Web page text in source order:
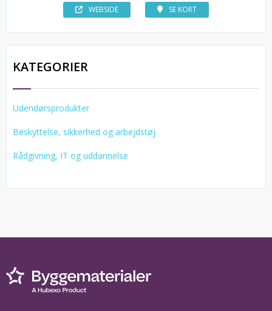
WEBSIDE SE KORT
KATEGORIER
Udendørsprodukter
Beskyttelse, sikkerhed og arbejdstøj
Rådgivning, IT og uddannelse